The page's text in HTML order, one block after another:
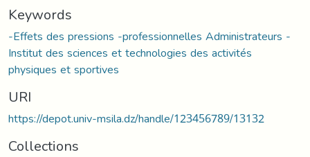
Keywords
-Effets des pressions -professionnelles Administrateurs -
Institut des sciences et technologies des activités
physiques et sportives
URI
https://depot.univ-msila.dz/handle/123456789/13132
Collections